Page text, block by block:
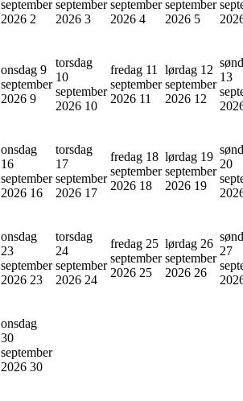
september
2026 2
september
2026 3
september
2026 4
september
2026 5
onsdag 9
september
2026 9
torsdag
10
september
2026 10
fredag 11
september
2026 11
lørdag 12
september
2026 12
13
onsdag
16
september
2026 16
torsdag
17
september
2026 17
fredag 18
september
2026 18
lørdag 19
september
2026 19
20
onsdag
23
september
2026 23
torsdag
24
september
2026 24
fredag 25
september
2026 25
lørdag 26
september
2026 26
27
onsdag
30
september
2026 30